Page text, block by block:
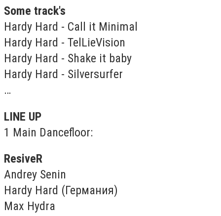
Some track's
Hardy Hard - Call it Minimal
Hardy Hard - TelLieVision
Hardy Hard - Shake it baby
Hardy Hard - Silversurfer
…
LINE UP
1 Main Dancefloor:
ResiveR
Andrey Senin
Hardy Hard (Германия)
Max Hydra